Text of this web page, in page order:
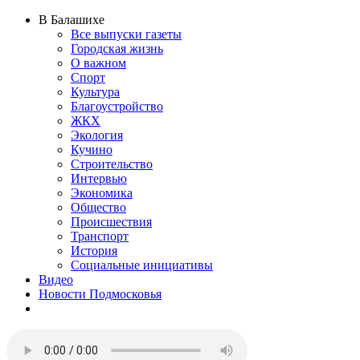
В Балашихе
Все выпуски газеты
Городская жизнь
О важном
Спорт
Культура
Благоустройство
ЖКХ
Экология
Кучино
Строительство
Интервью
Экономика
Общество
Происшествия
Транспорт
История
Социальные инициативы
Видео
Новости Подмосковья